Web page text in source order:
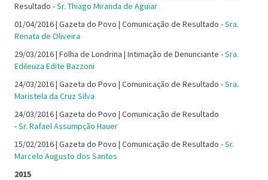
Resultado -Sr. Thiago Miranda de Aguiar
01/04/2016 | Gazeta do Povo | Comunicação de Resultado -Sra.
Renata de Oliveira
29/03/2016 | Folha de Londrina | Intimação de Denunciante -Sra.
Edileuza Edite Bazzoni
24/03/2016 | Gazeta do Povo | Comunicação de Resultado -Sra.
Maristela da Cruz Silva
24/03/2016 | Gazeta do Povo | Comunicação de Resultado
-Sr. Rafael Assumpção Hauer
15/02/2016 | Gazeta do Povo | Comunicação de Resultado -Sr.
Marcelo Augusto dos Santos
2015